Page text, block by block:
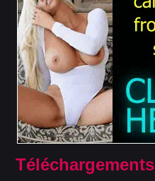
Téléchargements